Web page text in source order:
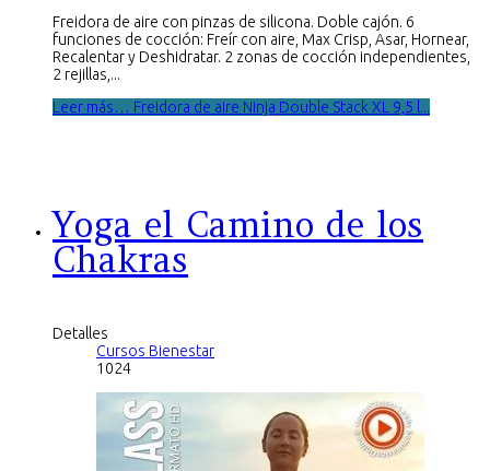
Freidora de aire con pinzas de silicona. Doble cajón. 6
funciones de cocción: Freír con aire, Max Crisp, Asar, Hornear,
Recalentar y Deshidratar. 2 zonas de cocción independientes,
2 rejillas,...
Leer más… Freidora de aire Ninja Double Stack XL 9,5 l...
Yoga el Camino de los
Chakras
Detalles
Cursos Bienestar
1024